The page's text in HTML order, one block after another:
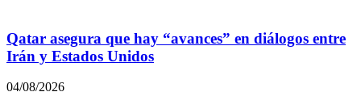
Qatar asegura que hay “avances” en diálogos entre
Irán y Estados Unidos
04/08/2026